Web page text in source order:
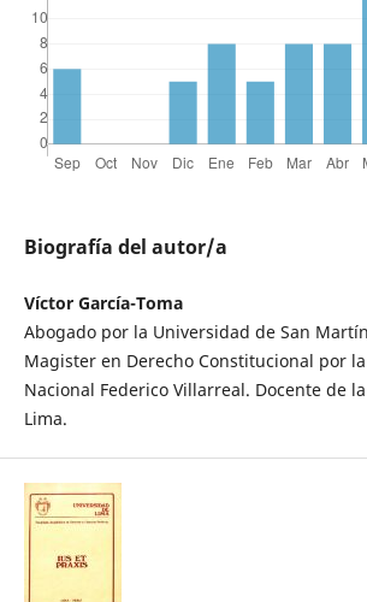
Biografía del autor/a
Víctor García-Toma
Abogado por la Universidad de San
Magister en Derecho Constitucional por
Nacional Federico Villarreal. Docente de
Lima.